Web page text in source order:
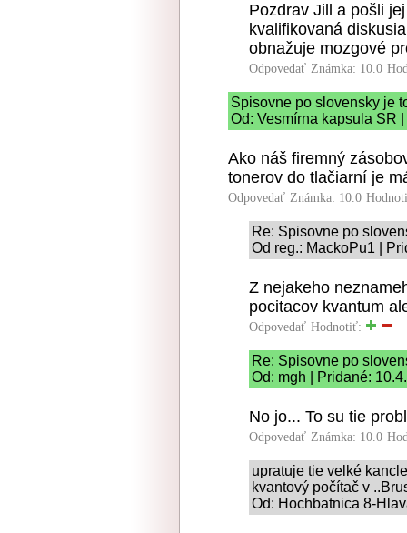
Pozdrav Jill a pošli
kvalifikovaná
obnažuje mozgové
Odpovedať Známka: 10.0
Spisovne po slovensky je
Od: Vesmírna kapsula SR
Ako náš firemný
tonerov do tlačiarní je
Odpovedať Známka: 10.0
Re: Spisovne po
Od reg.: MackoPu1 |
Z nejakeho
pocitacov kvantum
Odpovedať Hodnotiť:
Re: Spisovne po
Od: mgh | Pridané:
No jo... To su tie
Odpovedať Známka: 10.0
upratuje tie velké
kvantový počítač v
Od: Hochbatnica 8-